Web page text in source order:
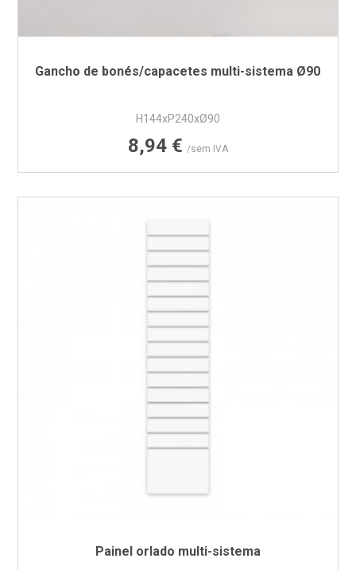
Gancho de bonés/capacetes multi-sistema Ø90
H144xP240xØ90
Preço
8,94 € /sem IVA
Painel orlado multi-sistema